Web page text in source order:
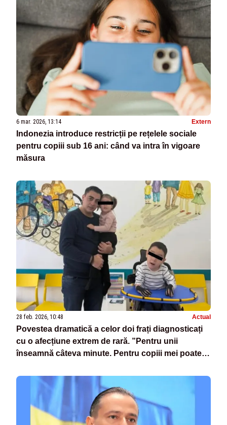
6 mar. 2026, 13:14 Extern
Indonezia introduce restricții pe rețelele sociale
pentru copiii sub 16 ani: când va intra în vigoare
măsura
28 feb. 2026, 10:48 Actual
Povestea dramatică a celor doi frați diagnosticați
cu o afecțiune extrem de rară. ”Pentru unii
înseamnă câteva minute. Pentru copiii mei poate